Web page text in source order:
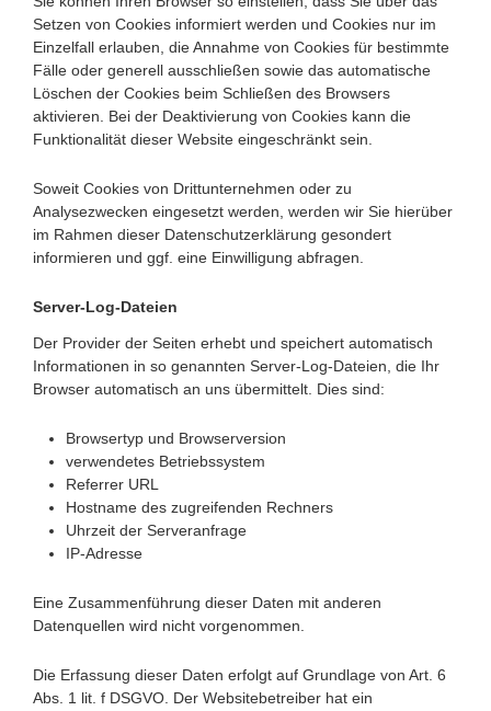
Setzen von Cookies informiert werden und Cookies nur im
Einzelfall erlauben, die Annahme von Cookies für bestimmte
Fälle oder generell ausschließen sowie das automatische
Löschen der Cookies beim Schließen des Browsers
aktivieren. Bei der Deaktivierung von Cookies kann die
Funktionalität dieser Website eingeschränkt sein.
Soweit Cookies von Drittunternehmen oder zu
Analysezwecken eingesetzt werden, werden wir Sie hierüber
im Rahmen dieser Datenschutzerklärung gesondert
informieren und ggf. eine Einwilligung abfragen.
Server-Log-Dateien
Der Provider der Seiten erhebt und speichert automatisch
Informationen in so genannten Server-Log-Dateien, die Ihr
Browser automatisch an uns übermittelt. Dies sind:
Browsertyp und Browserversion
verwendetes Betriebssystem
Referrer URL
Hostname des zugreifenden Rechners
Uhrzeit der Serveranfrage
IP-Adresse
Eine Zusammenführung dieser Daten mit anderen
Datenquellen wird nicht vorgenommen.
Die Erfassung dieser Daten erfolgt auf Grundlage von Art. 6
Abs. 1 lit. f DSGVO. Der Websitebetreiber hat ein